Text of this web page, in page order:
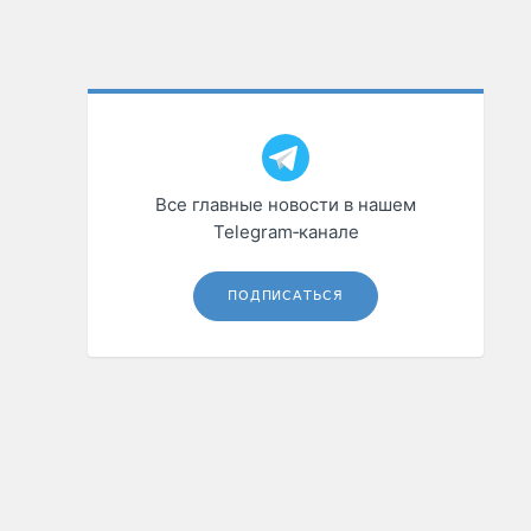
Все главные новости в нашем
Telegram‑канале
ПОДПИСАТЬСЯ